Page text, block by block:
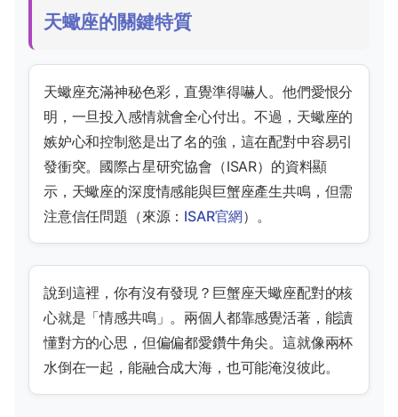
天蠍座的關鍵特質
天蠍座充滿神秘色彩，直覺準得嚇人。他們愛恨分
明，一旦投入感情就會全心付出。不過，天蠍座的
嫉妒心和控制慾是出了名的強，這在配對中容易引
發衝突。國際占星研究協會（ISAR）的資料顯
示，天蠍座的深度情感能與巨蟹座產生共鳴，但需
注意信任問題（來源： ISAR官網）。
說到這裡，你有沒有發現？巨蟹座天蠍座配對的核
心就是「情感共鳴」。兩個人都靠感覺活著，能讀
懂對方的心思，但偏偏都愛鑽牛角尖。這就像兩杯
水倒在一起，能融合成大海，也可能淹沒彼此。